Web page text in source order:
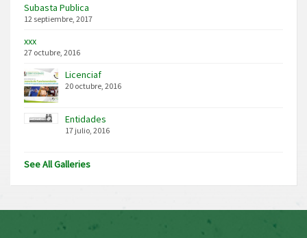
Subasta Publica
12 septiembre, 2017
xxx
27 octubre, 2016
Licenciaf
20 octubre, 2016
Entidades
17 julio, 2016
See All Galleries